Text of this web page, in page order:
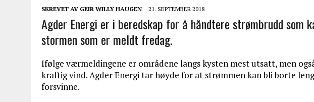
SKREVET AV GEIR WILLY HAUGEN 21. SEPTEMBER 2018
Agder Energi er i beredskap for å håndtere strømbrudd som
stormen som er meldt fredag.
Ifølge værmeldingene er områdene langs kysten mest utsatt, men
kraftig vind. Agder Energi tar høyde for at strømmen kan bli borte
forsvinne.